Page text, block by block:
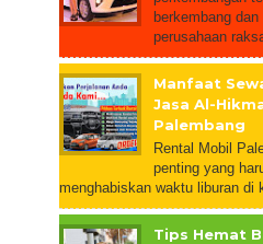
berkembang
perusahaan
Manfaat
Jasa Al-
Palembang
Rental Mobil
penting yang
menghabiskan waktu liburan di
Tips Hemat